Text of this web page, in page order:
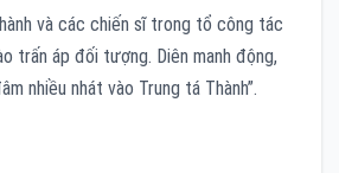
và các chiến sĩ trong tổ công tác
trấn áp đối tượng. Diên manh động,
nhiều nhát vào Trung tá Thành”.